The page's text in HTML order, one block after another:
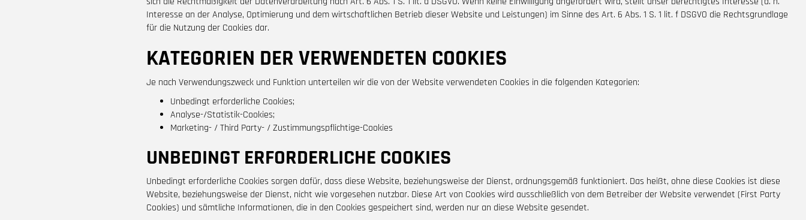
Interesse an der Analyse, Optimierung und dem wirtschaftlichen Betrieb dieser Website und Leistungen) im Sinne des Art. 6 Abs. 1 S. 1 lit. f DSGVO die Rechtsgrundlage
für die Nutzung der Cookies dar.
KATEGORIEN DER VERWENDETEN COOKIES
Je nach Verwendungszweck und Funktion unterteilen wir die von der Website verwendeten Cookies in die folgenden Kategorien:
Unbedingt erforderliche Cookies;
Analyse-/Statistik-Cookies;
Marketing- / Third Party- / Zustimmungspflichtige-Cookies
UNBEDINGT ERFORDERLICHE COOKIES
Unbedingt erforderliche Cookies sorgen dafür, dass diese Website, beziehungsweise der Dienst, ordnungsgemäß funktioniert. Das heißt, ohne diese Cookies ist diese
Website, beziehungsweise der Dienst, nicht wie vorgesehen nutzbar. Diese Art von Cookies wird ausschließlich von dem Betreiber der Website verwendet (First Party
Cookies) und sämtliche Informationen, die in den Cookies gespeichert sind, werden nur an diese Website gesendet.